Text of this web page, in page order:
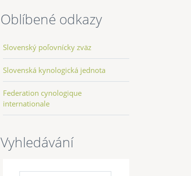
Oblíbené odkazy
Slovenský poľovnícky zväz
Slovenská kynologická jednota
Federation cynologique
internationale
Vyhledávání